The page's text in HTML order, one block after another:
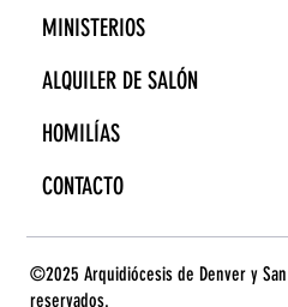
MINISTERIOS
ALQUILER DE SALÓN
HOMILÍAS
CONTACTO
©2025 Arquidiócesis de Denver y
reservados.